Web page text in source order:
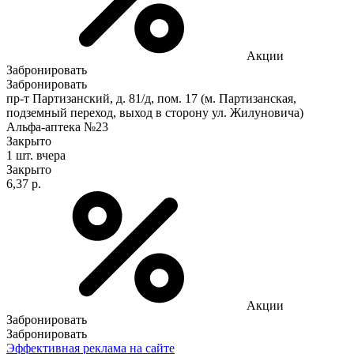
Акции
Забронировать
Забронировать
пр-т Партизанский, д. 81/д, пом. 17 (м. Партизанская,
подземный переход, выход в сторону ул. Жилуновича)
Альфа-аптека №23
Закрыто
1 шт. вчера
Закрыто
6,37 р.
Акции
Забронировать
Забронировать
Эффективная реклама на сайте